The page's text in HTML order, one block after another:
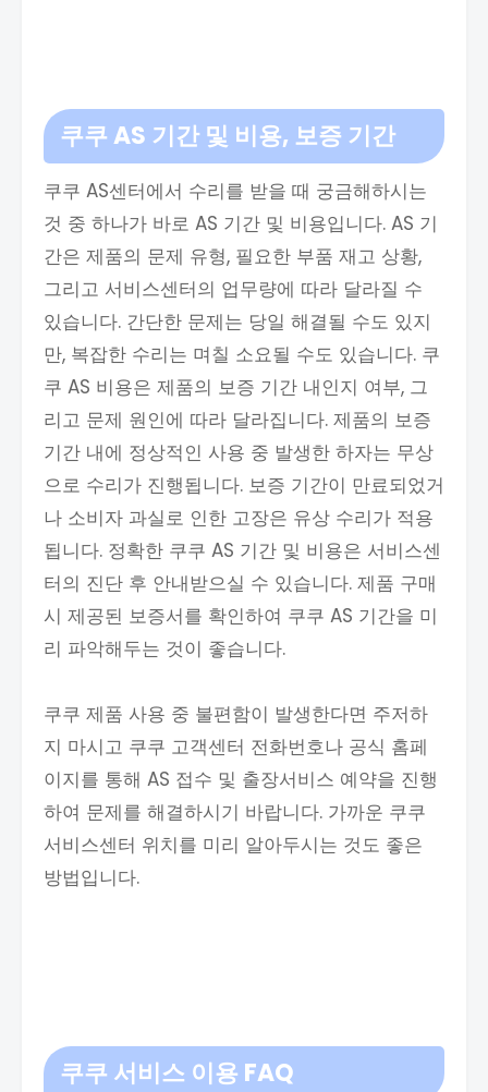
쿠쿠 AS 기간 및 비용, 보증 기간
쿠쿠 AS센터에서 수리를 받을 때 궁금해하시는
것 중 하나가 바로 AS 기간 및 비용입니다. AS 기
간은 제품의 문제 유형, 필요한 부품 재고 상황,
그리고 서비스센터의 업무량에 따라 달라질 수
있습니다. 간단한 문제는 당일 해결될 수도 있지
만, 복잡한 수리는 며칠 소요될 수도 있습니다. 쿠
쿠 AS 비용은 제품의 보증 기간 내인지 여부, 그
리고 문제 원인에 따라 달라집니다. 제품의 보증
기간 내에 정상적인 사용 중 발생한 하자는 무상
으로 수리가 진행됩니다. 보증 기간이 만료되었거
나 소비자 과실로 인한 고장은 유상 수리가 적용
됩니다. 정확한 쿠쿠 AS 기간 및 비용은 서비스센
터의 진단 후 안내받으실 수 있습니다. 제품 구매
시 제공된 보증서를 확인하여 쿠쿠 AS 기간을 미
리 파악해두는 것이 좋습니다.
쿠쿠 제품 사용 중 불편함이 발생한다면 주저하
지 마시고 쿠쿠 고객센터 전화번호나 공식 홈페
이지를 통해 AS 접수 및 출장서비스 예약을 진행
하여 문제를 해결하시기 바랍니다. 가까운 쿠쿠
서비스센터 위치를 미리 알아두시는 것도 좋은
방법입니다.
쿠쿠 서비스 이용 FAQ